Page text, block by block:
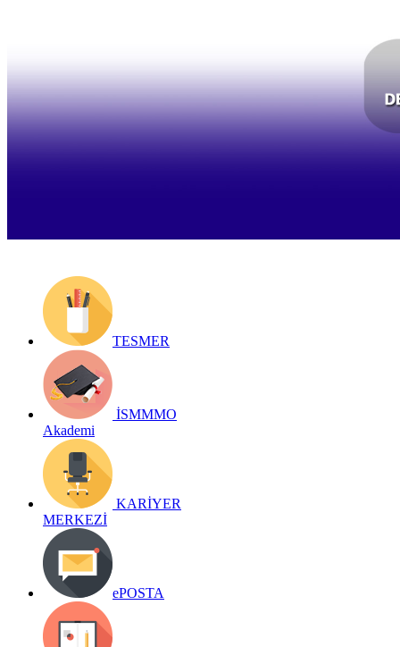
Defter Bilgileri Girişi kaldırılmıştır...
TESMER
İSMMMO
Akademi
KARİYER
MERKEZİ
ePOSTA